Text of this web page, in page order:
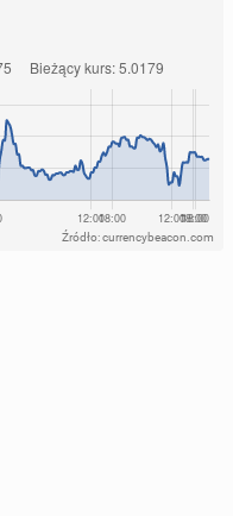
Źródło: currencybeacon.com